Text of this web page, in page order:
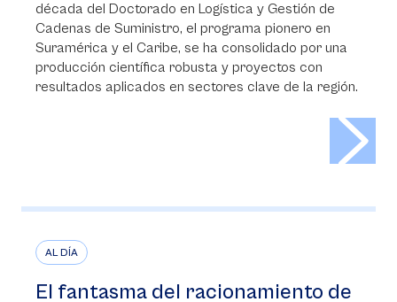
década del Doctorado en Logística y Gestión de
Cadenas de Suministro, el programa pionero en
Suramérica y el Caribe, se ha consolidado por una
producción científica robusta y proyectos con
resultados aplicados en sectores clave de la región.
AL DÍA
El fantasma del racionamiento de